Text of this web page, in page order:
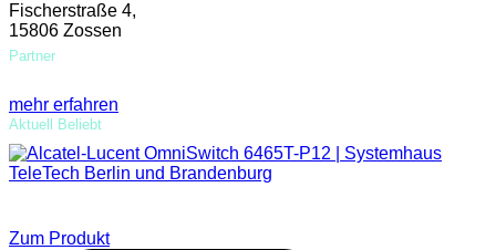
Fischerstraße 4,
15806 Zossen
Partner
mehr erfahren
Aktuell Beliebt
Zum Produkt